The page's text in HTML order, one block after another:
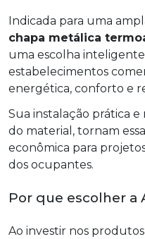
Indicada para uma
chapa metálica
uma escolha inteligente
estabelecimentos
energética, conforto e
Sua instalação prática e
do material, tornam
econômica para
dos ocupantes.
Por que escolher a
Ao investir nos